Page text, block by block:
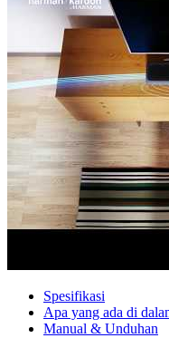
Spesifikasi
Apa yang ada di
Manual & Unduhan